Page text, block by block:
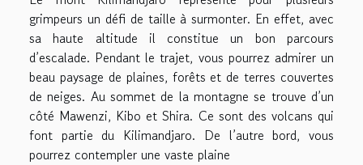
grimpeurs un défi de taille à surmonter. En effet, avec
sa haute altitude il constitue un bon parcours
d’escalade. Pendant le trajet, vous pourrez admirer un
beau paysage de plaines, forêts et de terres couvertes
de neiges. Au sommet de la montagne se trouve d’un
côté Mawenzi, Kibo et Shira. Ce sont des volcans qui
font partie du Kilimandjaro. De l’autre bord, vous
pourrez contempler une vaste plaine